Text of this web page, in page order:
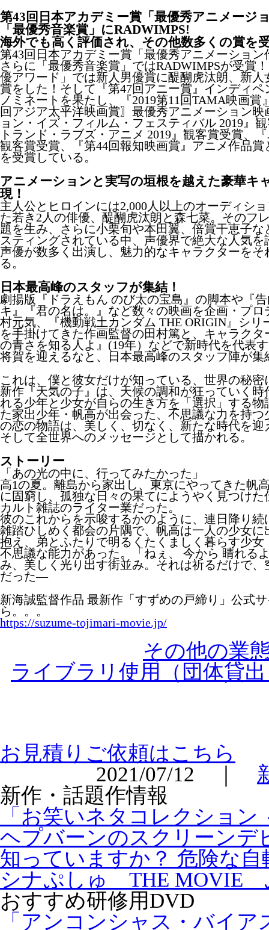
第43回日本アカデミー賞「最優秀アニメージ
「最優秀音楽賞」にRADWIMPS!
海外でも高く評価され、その他数多くの賞を
第43回日本アカデミー賞「最優秀アニメーショ
さらに「最優秀音楽賞」ではRADWIMPSが受賞
優アワード」では新人男優賞に醍醐虎汰朗、新人
賞をした！そして『第47回アニー賞』インディ
ノミネートを果たし、『2019第11回TAMA映画賞
回アジア太平洋映画賞〗最優秀アニメーション
ョン・イズ・フィルム・フェスティバル 2019』
トランド・ラブズ・アニメ 2019』観客賞受賞、
観客賞受賞、『第44回報知映画賞』アニメ作品
を受賞している。
アニメーションと実写の垣根を越えた豪華キ
現！
主人公とヒロインには2,000人以上のオーディシ
た若き2人の俳優、醍醐虎汰朗と森七菜。そのフ
題を生み、さらに小栗旬や本田翼、倍賞干恵子
スティングされている中、声優界で絶大な人気
声優が数多く出演し、魅力的なキャラクターをそ
る。
日本最高峰のスタッフが集結！
劇揚版『ドラえもん のび太の宝島』の脚本や『
キ』『君の名は。』など数々の映画を企画・プ
村元気、『機動戦土カンダム THE ORIGIN』シリ
を手掛けてきた作画監督の田村篤と、キャラク
の青さを知る人よ』(19年）などで新時代を代表
将賀を迎えるなと、日本最高峰のスタッフ陣が集
これは、僕と彼女だけが知っている、世界の秘密
新作『天気の子』は、天候の調和が狂っていく
れる少年と少女が自らの生き方を「選択」する物
た家出少年・帆高が出会った、不思議な力を持
の恋の物語は、美しく、切なく、新たな時代を迎
そして全世界へのメッセージとして描かれる。
ストーリー
「あの光の中に、行ってみたかった」
高1の夏。離島から家出し、東京にやってきた帆
に固窮し、孤独な日々の果てにようやく見つけ
カルト雑誌のライター業だった。
彼のこれからを示唆するかのように、連日降り続
雑踏ひしめく都会の片隅で、帆高は一人の少女に
抱え、弟とふたりで明るくたくましく暮らす少女
不思議な能力があった。「ねぇ、 今から 睛れる
み、美しく光り出す街並み。それは祈るだけで、
だった―
新海誠監督作品 最新作「すずめの戸締り」公式
ら。。。
https://suzume-tojimari-movie.jp/
その他の業
ライブラリ使用（団体貸
お見積りご依頼はこちら
2021/07/12 ｜
新作・話題作情報
「お笑いネタコレクショ
ヘプバーンのスクリーンデ
知っていますか？ 危険な
シナぷしゅ THE MOVIE
おすすめ研修用DVD
「アンコンシャス・バイ